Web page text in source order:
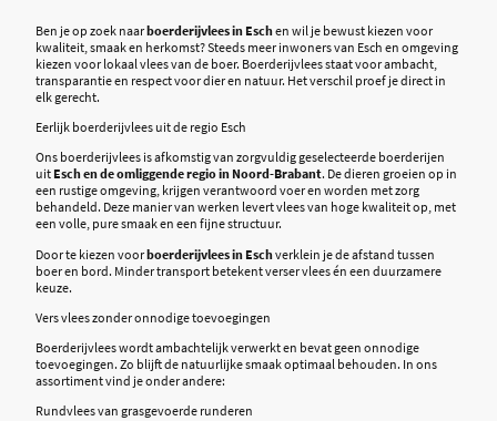
Ben je op zoek naarboerderijvlees in Eschen wil je bewust kiezen voor
kwaliteit, smaak en herkomst? Steeds meer inwoners van Esch en omgeving
kiezen voor lokaal vlees van de boer. Boerderijvlees staat voor ambacht,
transparantie en respect voor dier en natuur. Het verschil proef je direct in
elk gerecht.
Eerlijk boerderijvlees uit de regio Esch
Ons boerderijvlees is afkomstig van zorgvuldig geselecteerde boerderijen
uit Esch en de omliggende regio in Noord-Brabant. De dieren groeien op in
een rustige omgeving, krijgen verantwoord voer en worden met zorg
behandeld. Deze manier van werken levert vlees van hoge kwaliteit op, met
een volle, pure smaak en een fijne structuur.
Door te kiezen voorboerderijvlees in Eschverklein je de afstand tussen
boer en bord. Minder transport betekent verser vlees én een duurzamere
keuze.
Vers vlees zonder onnodige toevoegingen
Boerderijvlees wordt ambachtelijk verwerkt en bevat geen onnodige
toevoegingen. Zo blijft de natuurlijke smaak optimaal behouden. In ons
assortiment vind je onder andere:
Rundvlees van grasgevoerde runderen